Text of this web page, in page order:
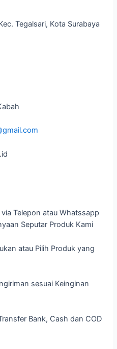
Tegalsari, Kota Surabaya
Telepon atau Whatssapp
Seputar Produk Kami
atau Pilih Produk yang
sesuai Keinginan
Bank, Cash dan COD